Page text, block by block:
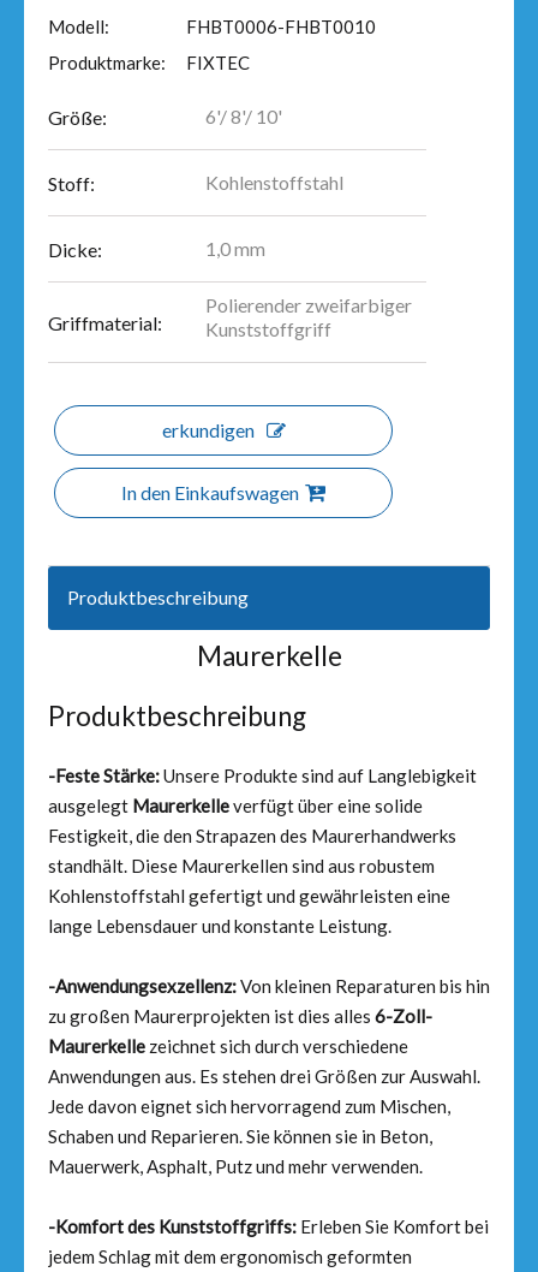
Modell:
FHBT0006-FHBT0010
Produktmarke:
FIXTEC
Größe: 6'/ 8'/ 10'
Stoff: Kohlenstoffstahl
Dicke: 1,0 mm
Griffmaterial:
Polierender zweifarbiger
Kunststoffgriff
erkundigen
In den Einkaufswagen
Produktbeschreibung
Maurerkelle
Produktbeschreibung
-Feste Stärke:Unsere Produkte sind auf Langlebigkeit
ausgelegt Maurerkelleverfügt über eine solide
Festigkeit, die den Strapazen des Maurerhandwerks
standhält. Diese Maurerkellen sind aus robustem
Kohlenstoffstahl gefertigt und gewährleisten eine
lange Lebensdauer und konstante Leistung.
-Anwendungsexzellenz:Von kleinen Reparaturen bis hin
zu großen Maurerprojekten ist dies alles 6-Zoll-
Maurerkelle zeichnet sich durch verschiedene
Anwendungen aus. Es stehen drei Größen zur Auswahl.
Jede davon eignet sich hervorragend zum Mischen,
Schaben und Reparieren. Sie können sie in Beton,
Mauerwerk, Asphalt, Putz und mehr verwenden.
-Komfort des Kunststoffgriffs: Erleben Sie Komfort bei
jedem Schlag mit dem ergonomisch geformten